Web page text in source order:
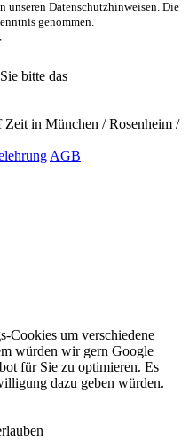
unseren Datenschutzhinweisen. Die
genommen.
bitte das
in München / Rosenheim /
AGB
Cookies um verschiedene
würden wir gern Google
für Sie zu optimieren. Es
dazu geben würden.